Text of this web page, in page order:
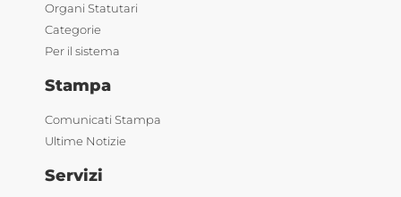
Organi Statutari
Categorie
Per il sistema
Stampa
Comunicati Stampa
Ultime Notizie
Servizi